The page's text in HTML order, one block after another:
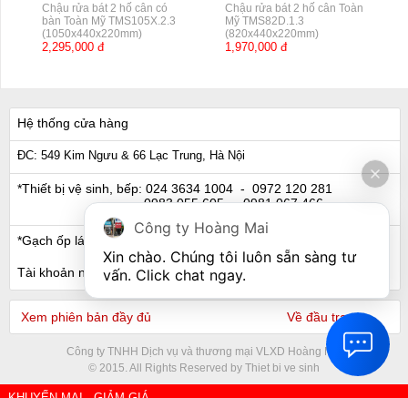
Chậu rửa bát 2 hố cân có
bàn Toàn Mỹ TMS105X.2.3
(1050x440x220mm)
2,295,000 đ
Chậu rửa bát 2 hố cân Toàn
Mỹ TMS82D.1.3
(820x440x220mm)
1,970,000 đ
Hệ thống cửa hàng
ĐC: 549 Kim Ngưu & 66 Lạc Trung, Hà Nội
*Thiết bị vệ sinh, bếp: 024 3634 1004 - 0972 120 281
0983 055 605- 0981 067 466
*Gạch ốp lát, Ngói: 024 3632 0280 - 0911 441 066
Tài khoản ngân hàng
Xem phiên bản đầy đủ Về đầu trang
Công ty TNHH Dịch vụ và thương mại VLXD Hoàng Mai
© 2015. All Rights Reserved by Thiet bi ve sinh
Công ty Hoàng Mai
Xin chào. Chúng tôi luôn sẵn sàng tư
vấn. Click chat ngay.